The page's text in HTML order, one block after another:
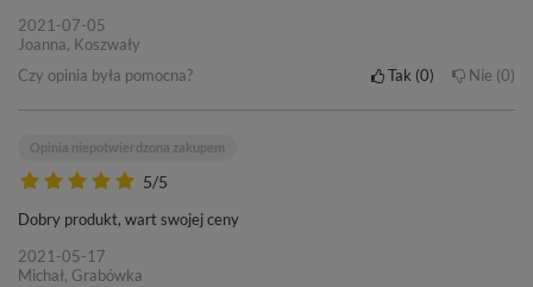
2021-07-05
Joanna, Koszwały
Czy opinia była pomocna?
Tak 0 Nie 0
5/5
Opinia niepotwierdzona zakupem
Dobry produkt, wart swojej ceny
2021-05-17
Michał, Grabówka